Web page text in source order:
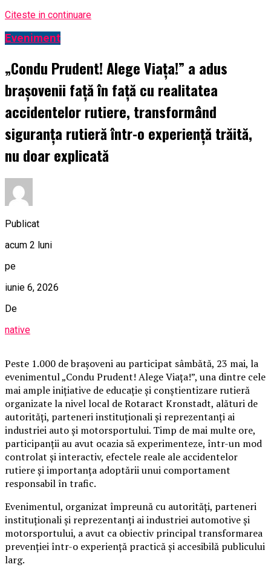
Citeste in continuare
Eveniment
„Condu Prudent! Alege Viața!” a adus
brașovenii față în față cu realitatea
accidentelor rutiere, transformând
siguranța rutieră într-o experiență trăită,
nu doar explicată
Publicat
acum 2 luni
pe
iunie 6, 2026
De
native
Peste 1.000 de brașoveni au participat sâmbătă, 23 mai, la
evenimentul „Condu Prudent! Alege Viața!”, una dintre cele
mai ample inițiative de educație și conștientizare rutieră
organizate la nivel local de Rotaract Kronstadt, alături de
autorități, parteneri instituționali și reprezentanți ai
industriei auto și motorsportului. Timp de mai multe ore,
participanții au avut ocazia să experimenteze, într-un mod
controlat și interactiv, efectele reale ale accidentelor
rutiere și importanța adoptării unui comportament
responsabil în trafic.
Evenimentul, organizat împreună cu autorități, parteneri
instituționali și reprezentanți ai industriei automotive și
motorsportului, a avut ca obiectiv principal transformarea
prevenției într-o experiență practică și accesibilă publicului
larg.